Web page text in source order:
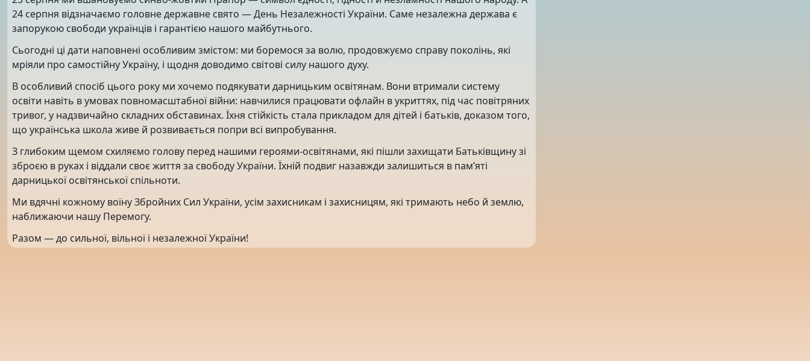
24 серпня відзначаємо головне державне свято — День Незалежності України. Саме незалежна держава є
запорукою свободи українців і гарантією нашого майбутнього.
Сьогодні ці дати наповнені особливим змістом: ми боремося за волю, продовжуємо справу поколінь, які
мріяли про самостійну Україну, і щодня доводимо світові силу нашого духу.
В особливий спосіб цього року ми хочемо подякувати дарницьким освітянам. Вони втримали систему
освіти навіть в умовах повномасштабної війни: навчилися працювати офлайн в укриттях, під час повітряних
тривог, у надзвичайно складних обставинах. Їхня стійкість стала прикладом для дітей і батьків, доказом того,
що українська школа живе й розвивається попри всі випробування.
З глибоким щемом схиляємо голову перед нашими героями-освітянами, які пішли захищати Батьківщину зі
зброєю в руках і віддали своє життя за свободу України. Їхній подвиг назавжди залишиться в пам’яті
дарницької освітянської спільноти.
Ми вдячні кожному воїну Збройних Сил України, усім захисникам і захисницям, які тримають небо й землю,
наближаючи нашу Перемогу.
Разом — до сильної, вільної і незалежної України!